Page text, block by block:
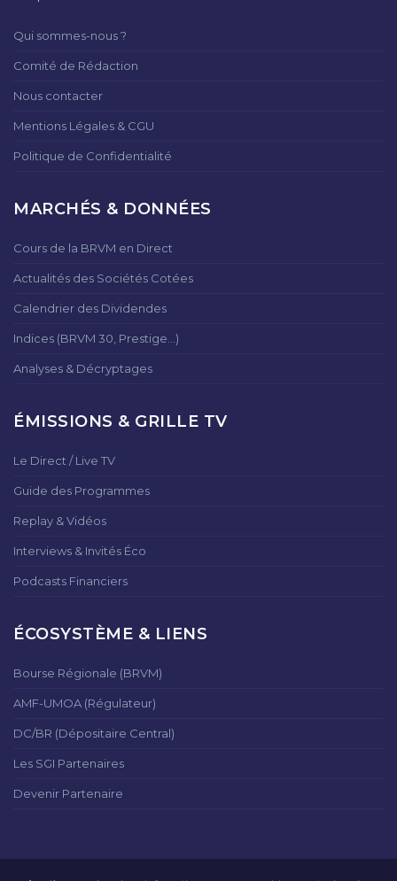
Qui sommes-nous ?
Comité de Rédaction
Nous contacter
Mentions Légales & CGU
Politique de Confidentialité
MARCHÉS & DONNÉES
Cours de la BRVM en Direct
Actualités des Sociétés Cotées
Calendrier des Dividendes
Indices (BRVM 30, Prestige...)
Analyses & Décryptages
ÉMISSIONS & GRILLE TV
Le Direct / Live TV
Guide des Programmes
Replay & Vidéos
Interviews & Invités Éco
Podcasts Financiers
ÉCOSYSTÈME & LIENS
Bourse Régionale (BRVM)
AMF-UMOA (Régulateur)
DC/BR (Dépositaire Central)
Les SGI Partenaires
Devenir Partenaire